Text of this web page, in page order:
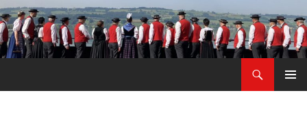
Zum
Inhalt
springen